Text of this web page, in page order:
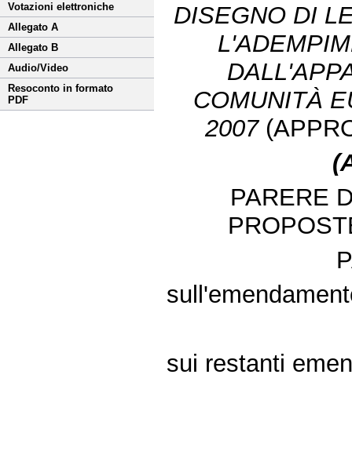
Votazioni elettroniche
Allegato A
Allegato B
Audio/Video
Resoconto in formato
PDF
DISEGNO DI
COMUNITÀ
2007
PARERE
sui restanti